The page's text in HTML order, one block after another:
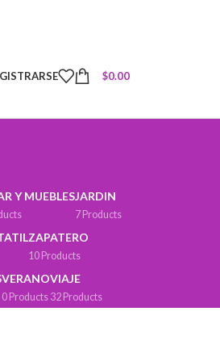
$0.00
Y MUEBLESJARDIN
7 Products
ZAPATERO
10 Products
VERANO
0 Products
VIAJE
32 Products